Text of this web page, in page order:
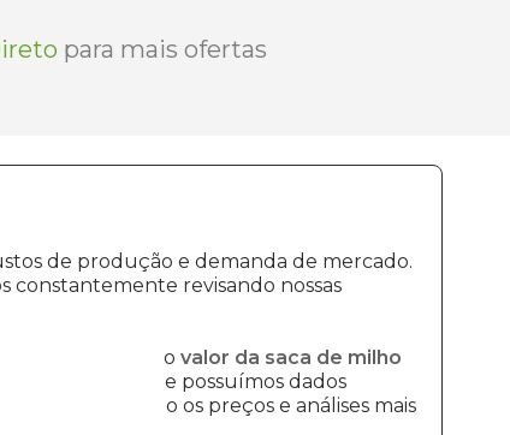
para mais ofertas
de produção e demanda de mercado.
constantemente revisando nossas
recentes sobre o valor da saca de milho
, e possuímos dados
disponibilizando os preços e análises mais